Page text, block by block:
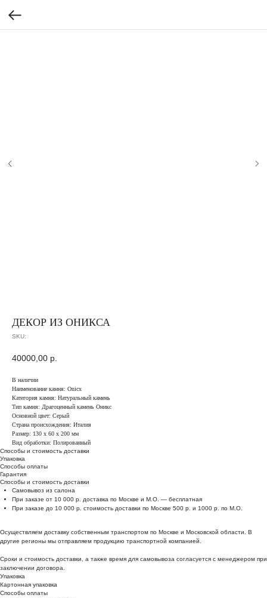
ДЕКОР ИЗ ОНИКСА
SKU:
40000,00 р.
В наличии
Наименование камня: Onicx
Категория камня: Натуральный камень
Тип камня: Драгоценный камень Оникс
Основной цвет: Серый
Страна происхождения: Италия
Размер: 130 x 60 x 200 мм
Вид обработки: Полированный
Способы и стоимость доставки
Упаковка
Способы оплаты
Гарантия
Способы и стоимость доставки
Самовывоз из салона
При заказе от 10 000 р. доставка по Москве и М.О. — бесплатная
При заказе до 10 000 р. стоимость доставки по Москве 500 р. и 1000 р. по М.О.
Осуществляем доставку собственным транспортом по Москве и Московской области. В
другие регионы мы отправляем продукцию транспортной компанией.
Сроки и стоимость доставки, а также время для самовывоза согласуется с менеджером при
заключении договора.
Упаковка
Картонная упаковка
Способы оплаты